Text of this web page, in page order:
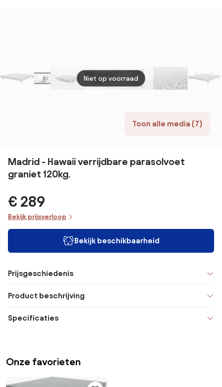
Toon alle media (7)
Niet op voorraad
Madrid - Hawaii verrijdbare parasolvoet
graniet 120kg.
€ 289
Bekijk prijsverloop
Bekijk beschikbaarheid
Prijsgeschiedenis
Product beschrijving
Specificaties
Onze favorieten